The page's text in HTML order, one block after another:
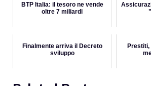
BTP Italia: il tesoro ne vende
oltre 7 miliardi
Finalmente arriva il Decreto
sviluppo
Prestiti,